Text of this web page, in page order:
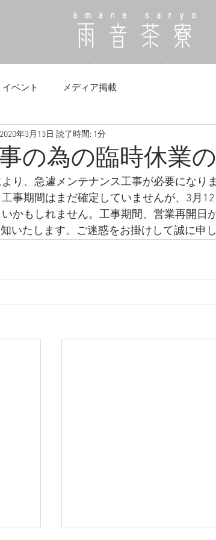
menu news about us contact us
イベント
メディア掲載
の為の臨時休業
2020年3月13日 読了時間: 1分
り、急遽メンテナンス工事が必要になり
事期間はまだ確定していませんが、3月
かもしれません。工事期間、営業再開日
いたします。ご迷惑をお掛けして誠に申